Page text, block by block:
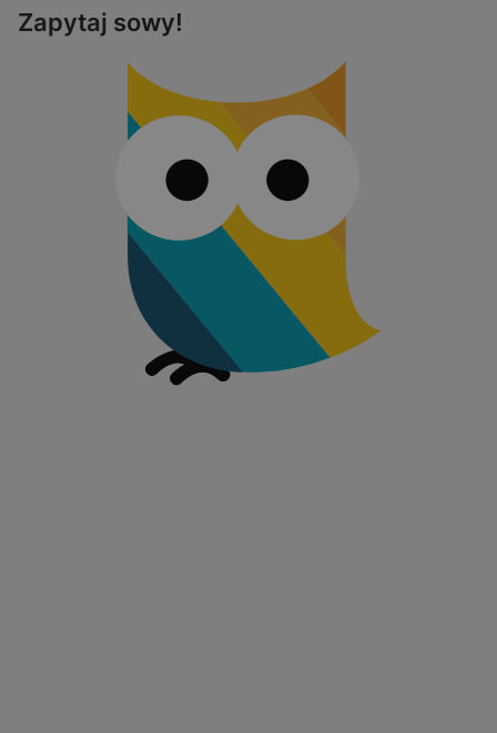
Zapytaj sowy!